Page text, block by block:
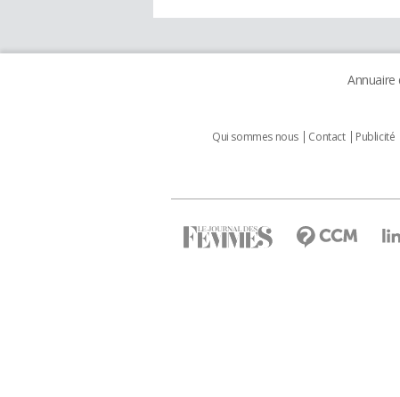
Annuaire
Qui sommes nous Contact Publicité